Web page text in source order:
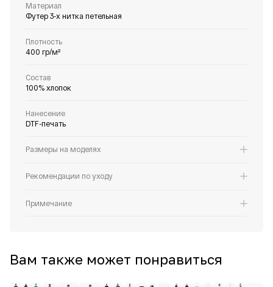
Материал
Футер 3-х нитка петельная
Плотность
400 гр/м²
Состав
100% хлопок
Нанесение
DTF-печать
Размеры на моделях
Рекомендации по уходу
Примечание
Вам также может понравиться